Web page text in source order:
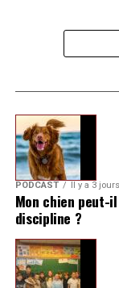
PODCAST Il y a 3 jours
Mon chien peut-
discipline ?